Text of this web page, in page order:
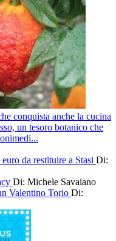
conquista anche la cucina
un tesoro botanico che
da restituire a Stasi Di:
Di: Michele Savaiano
Valentino Torio Di: